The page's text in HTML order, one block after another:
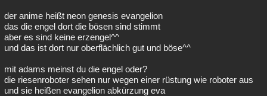
der anime heißt neon genesis evangelion
das die engel dort die bösen sind stimmt
aber es sind keine erzengel^^
und das ist dort nur oberflächlich gut und böse^^
mit adams meinst du die engel oder?
die riesenroboter sehen nur wegen einer rüstung wie roboter aus
und sie heißen evangelion abkürzung eva